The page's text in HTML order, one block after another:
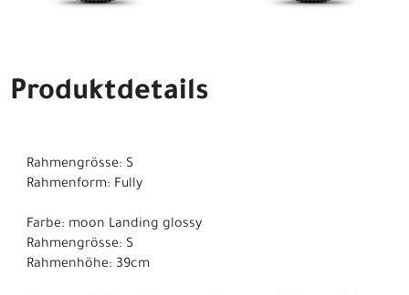
Produktdetails
Rahmengrösse: S
Rahmenform: Fully
Farbe: moon Landing glossy
Rahmengrösse: S
Rahmenhöhe: 39cm